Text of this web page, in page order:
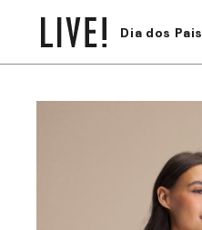
Dia dos Pais